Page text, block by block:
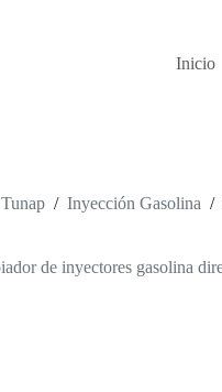
Inicio
Tunap / Inyección Gasolina /